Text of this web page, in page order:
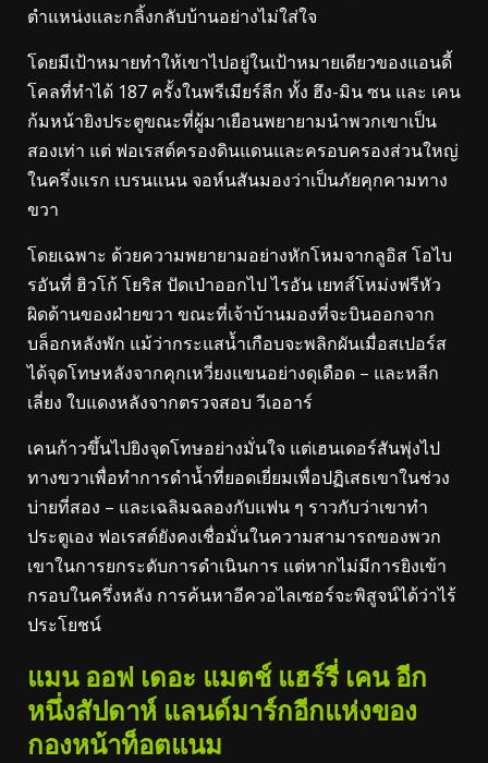
ตำแหน่งและกลิ้งกลับบ้านอย่างไม่ใส่ใจ
โดยมีเป้าหมายทำให้เขาไปอยู่ในเป้าหมายเดียวของแอนดี้
โคลที่ทำได้ 187 ครั้งในพรีเมียร์ลีก ทั้ง ฮึง-มิน ซน และ เคน
ก้มหน้ายิงประตูขณะที่ผู้มาเยือนพยายามนำพวกเขาเป็น
สองเท่า แต่ ฟอเรสต์ครองดินแดนและครอบครองส่วนใหญ่
ในครึ่งแรก เบรนแนน จอห์นสันมองว่าเป็นภัยคุกคามทาง
ขวา
โดยเฉพาะ ด้วยความพยายามอย่างหักโหมจากลูอิส โอไบ
รอันที่ ฮิวโก้ โยริส ปัดเป่าออกไป ไรอัน เยทส์โหม่งฟรีหัว
ผิดด้านของฝ่ายขวา ขณะที่เจ้าบ้านมองที่จะบินออกจาก
บล็อกหลังพัก แม้ว่ากระแสน้ำเกือบจะพลิกผันเมื่อสเปอร์ส
ได้จุดโทษหลังจากคุกเหวี่ยงแขนอย่างดุเดือด – และหลีก
เลี่ยง ใบแดงหลังจากตรวจสอบ วีเออาร์
เคนก้าวขึ้นไปยิงจุดโทษอย่างมั่นใจ แต่เฮนเดอร์สันพุ่งไป
ทางขวาเพื่อทำการดำน้ำที่ยอดเยี่ยมเพื่อปฏิเสธเขาในช่วง
บ่ายที่สอง – และเฉลิมฉลองกับแฟน ๆ ราวกับว่าเขาทำ
ประตูเอง ฟอเรสต์ยังคงเชื่อมั่นในความสามารถของพวก
เขาในการยกระดับการดำเนินการ แต่หากไม่มีการยิงเข้า
กรอบในครึ่งหลัง การค้นหาอีควอไลเซอร์จะพิสูจน์ได้ว่าไร้
ประโยชน์
แมน ออฟ เดอะ แมตช์ แฮร์รี่ เคน อีก
หนึ่งสัปดาห์ แลนด์มาร์กอีกแห่งของ
กองหน้าท็อตแนม